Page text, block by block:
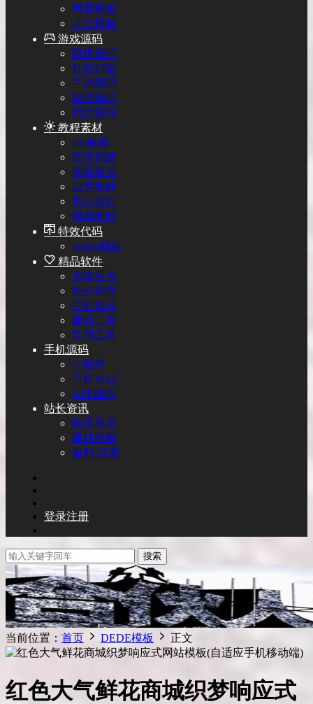
博客模板
其它模板
游戏源码
棋牌源码
红包扫雷
手游源码
端游源码
页游源码
教程素材
seo教程
软件搭建
网站建设
自学教程
办公教程
电商教程
特效代码
jquery特效
精品软件
系统应用
办公软件
手机移动
建站工具
常用工具
手机源码
小程序
手机WAP
APP源码
站长资讯
技术资讯
建站经验
盈利/运营
登录注册
搜索
当前位置： 首页 DEDE模板 正文
红色大气鲜花商城织梦响应式